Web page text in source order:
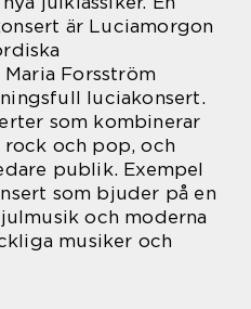
är Luciamorgon
Forsström
luciakonsert.
som kombinerar
och pop, och
publik. Exempel
som bjuder på en
och moderna
musiker och